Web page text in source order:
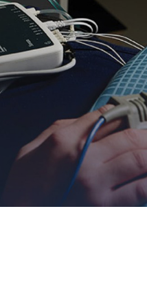
曼标配管路1
曼标配管路2
运动神经元障碍公司活动